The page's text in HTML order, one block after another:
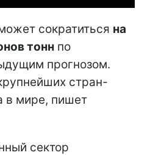
сократиться на
тонн по
прогнозом.
стран-
в мире, пишет
сектор